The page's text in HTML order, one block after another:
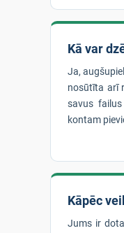
Kā var
Ja,
nosūtīta arī
savus
kontam
Kāpēc
Jums ir